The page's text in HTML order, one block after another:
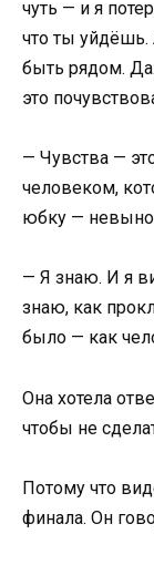
чуть — и я
что ты уйдёшь.
быть рядом.
это
— Чувства —
человеком,
юбку —
— Я знаю. И я
знаю, как
было — как
Она хотела
чтобы не
Потому что
финала. Он